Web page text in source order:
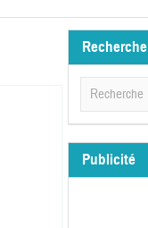
Recherche
Publicité